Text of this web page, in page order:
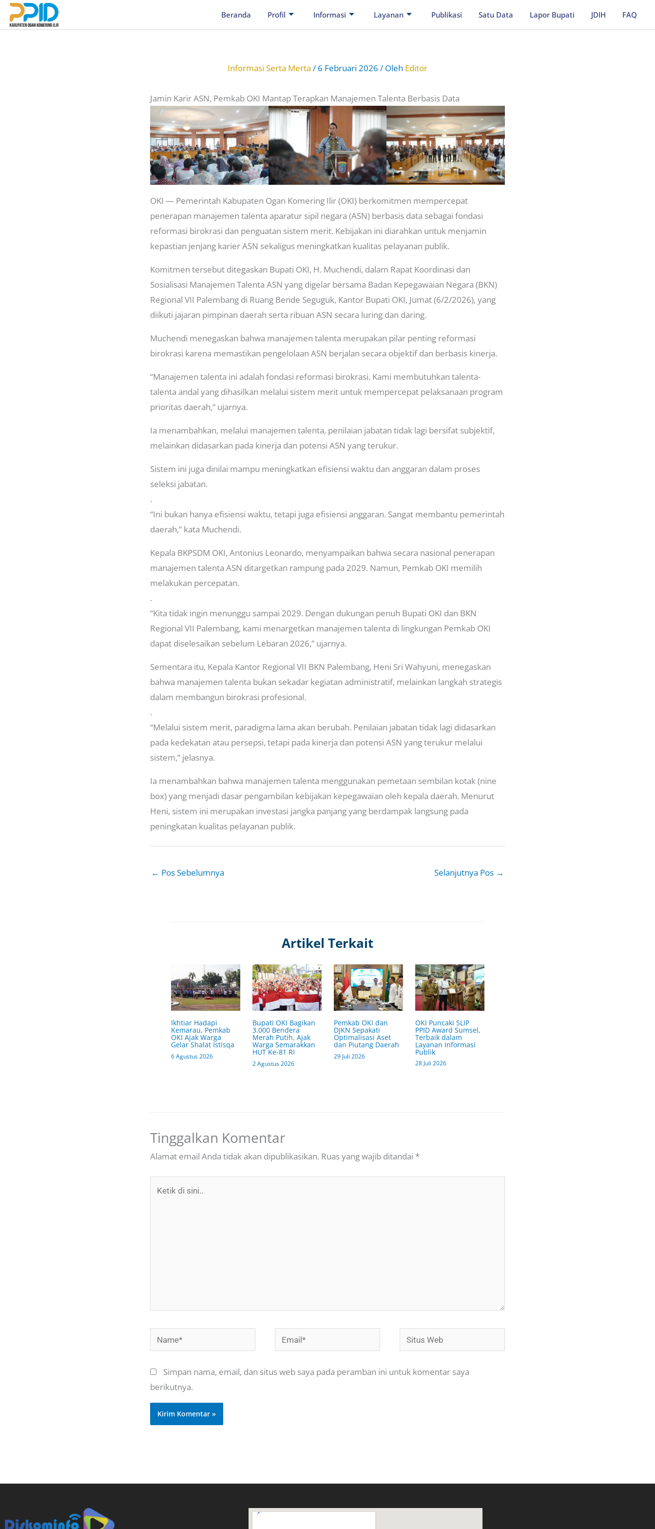
Lewati
Beranda Profil Informasi Layanan Publikasi Satu Data Lapor Bupati JDIH FAQ
Informasi Serta Merta / 6 Februari 2026 / Oleh Editor
Jamin Karir ASN, Pemkab OKI Mantap Terapkan Manajemen Talenta Berbasis Data
OKI — Pemerintah Kabupaten Ogan Komering Ilir (OKI) berkomitmen mempercepat
penerapan manajemen talenta aparatur sipil negara (ASN) berbasis data sebagai fondasi
reformasi birokrasi dan penguatan sistem merit. Kebijakan ini diarahkan untuk menjamin
kepastian jenjang karier ASN sekaligus meningkatkan kualitas pelayanan publik.
Komitmen tersebut ditegaskan Bupati OKI, H. Muchendi, dalam Rapat Koordinasi dan
Sosialisasi Manajemen Talenta ASN yang digelar bersama Badan Kepegawaian Negara (BKN)
Regional VII Palembang di Ruang Bende Seguguk, Kantor Bupati OKI, Jumat (6/2/2026), yang
diikuti jajaran pimpinan daerah serta ribuan ASN secara luring dan daring.
Muchendi menegaskan bahwa manajemen talenta merupakan pilar penting reformasi
birokrasi karena memastikan pengelolaan ASN berjalan secara objektif dan berbasis kinerja.
“Manajemen talenta ini adalah fondasi reformasi birokrasi. Kami membutuhkan talenta-
talenta andal yang dihasilkan melalui sistem merit untuk mempercepat pelaksanaan program
prioritas daerah,” ujarnya.
Ia menambahkan, melalui manajemen talenta, penilaian jabatan tidak lagi bersifat subjektif,
melainkan didasarkan pada kinerja dan potensi ASN yang terukur.
Sistem ini juga dinilai mampu meningkatkan efisiensi waktu dan anggaran dalam proses
seleksi jabatan.
.
“Ini bukan hanya efisiensi waktu, tetapi juga efisiensi anggaran. Sangat membantu pemerintah
daerah,” kata Muchendi.
Kepala BKPSDM OKI, Antonius Leonardo, menyampaikan bahwa secara nasional penerapan
manajemen talenta ASN ditargetkan rampung pada 2029. Namun, Pemkab OKI memilih
melakukan percepatan.
.
“Kita tidak ingin menunggu sampai 2029. Dengan dukungan penuh Bupati OKI dan BKN
Regional VII Palembang, kami menargetkan manajemen talenta di lingkungan Pemkab OKI
dapat diselesaikan sebelum Lebaran 2026,” ujarnya.
Sementara itu, Kepala Kantor Regional VII BKN Palembang, Heni Sri Wahyuni, menegaskan
bahwa manajemen talenta bukan sekadar kegiatan administratif, melainkan langkah strategis
dalam membangun birokrasi profesional.
.
“Melalui sistem merit, paradigma lama akan berubah. Penilaian jabatan tidak lagi didasarkan
pada kedekatan atau persepsi, tetapi pada kinerja dan potensi ASN yang terukur melalui
sistem,” jelasnya.
Ia menambahkan bahwa manajemen talenta menggunakan pemetaan sembilan kotak (nine
box) yang menjadi dasar pengambilan kebijakan kepegawaian oleh kepala daerah. Menurut
Heni, sistem ini merupakan investasi jangka panjang yang berdampak langsung pada
peningkatan kualitas pelayanan publik.
← Pos Sebelumnya Selanjutnya Pos →
Artikel Terkait
Ikhtiar Hadapi
Kemarau, Pemkab
OKI Ajak Warga
Gelar Shalat Istisqa
6 Agustus 2026
Bupati OKI Bagikan
3.000 Bendera
Merah Putih, Ajak
Warga Semarakkan
HUT Ke-81 RI
2 Agustus 2026
Pemkab OKI dan
DJKN Sepakati
Optimalisasi Aset
dan Piutang Daerah
29 Juli 2026
OKI Puncaki SLIP
PPID Award Sumsel,
Terbaik dalam
Layanan Informasi
Publik
28 Juli 2026
Tinggalkan Komentar
Alamat email Anda tidak akan dipublikasikan. Ruas yang wajib ditandai *
Name* Email*
Situs
Web
Simpan nama, email, dan situs web saya pada peramban ini untuk komentar saya
berikutnya.